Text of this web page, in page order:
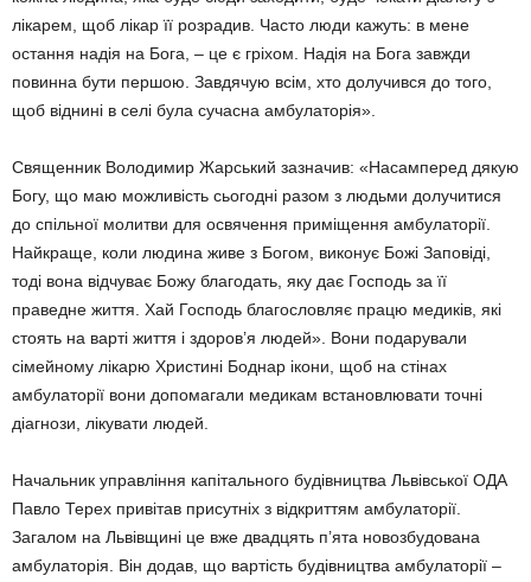
лікарем, щоб лікар її розрадив. Часто люди кажуть: в мене
остання надія на Бога, – це є гріхом. Надія на Бога завжди
повинна бути першою. Завдячую всім, хто долучився до того,
щоб віднині в селі була сучас­на амбулаторія».
Священник Володимир Жар­ський зазначив: «Насамперед дя­кую
Богу, що маю можливість сьо­годні разом з людьми долучитися
до спільної молитви для освячення приміщення амбулаторії.
Найкра­ще, коли людина живе з Богом, виконує Божі Заповіді,
тоді вона відчуває Божу благодать, яку дає Господь за її
праведне життя. Хай Господь благословляє працю ме­диків, які
стоять на варті життя і здоров’я людей». Вони подарували
сімейному лікарю Христині Боднар ікони, щоб на стінах
амбулаторії вони допомагали медикам вста­новлювати точні
діагнози, лікувати людей.
Начальник управління капіталь­ного будівництва Львівської ОДА
Павло Терех привітав присутніх з відкриттям амбулаторії.
Загалом на Львівщині це вже двадцять п’ята новозбудована
амбулаторія. Він додав, що вартість будівництва амбулаторії –